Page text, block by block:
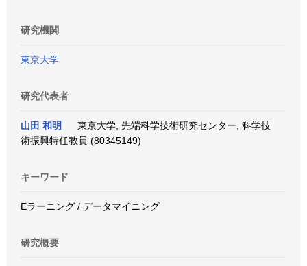
研究機関
東京大学
研究代表者
山田 和明
東京大学, 先端科学技術研究センター, 科学技
術振興特任教員 (80345149)
キーワード
Eラーニング / データマイニング
研究概要